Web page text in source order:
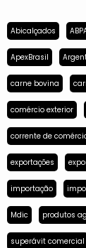
Abicalçados
ApexBrasil
carne bovina
comércio exterior
corrente de
exportações
importação
Mdic produtos
superávit comercial